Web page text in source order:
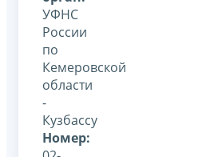
УФНС
России
по
Кемеровской
области
-
Кузбассу
Номер: